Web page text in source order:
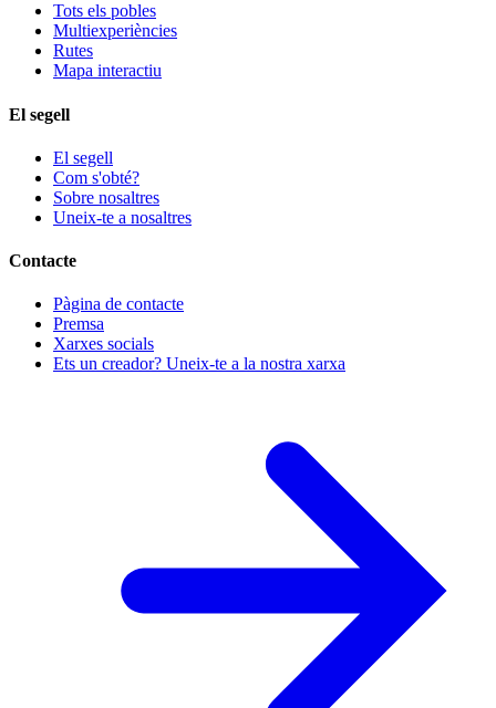
Tots els pobles
Multiexperiències
Rutes
Mapa interactiu
El segell
El segell
Com s'obté?
Sobre nosaltres
Uneix-te a nosaltres
Contacte
Pàgina de contacte
Premsa
Xarxes socials
Ets un creador? Uneix-te a la nostra xarxa